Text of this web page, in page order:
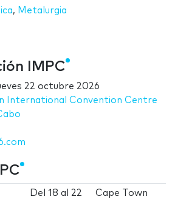
, Metalurgia
IMPC
22 octubre 2026
International Convention Centre
Del18 al 22
Cape Town